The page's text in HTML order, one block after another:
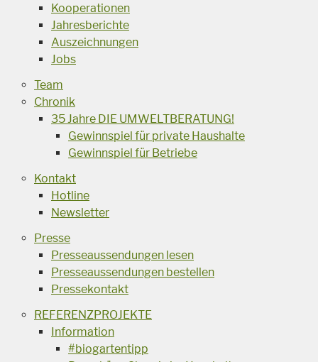
Kooperationen
Jahresberichte
Auszeichnungen
Jobs
Team
Chronik
35 Jahre DIE UMWELTBERATUNG!
Gewinnspiel für private Haushalte
Gewinnspiel für Betriebe
Kontakt
Hotline
Newsletter
Presse
Presseaussendungen lesen
Presseaussendungen bestellen
Pressekontakt
REFERENZPROJEKTE
Information
#biogartentipp